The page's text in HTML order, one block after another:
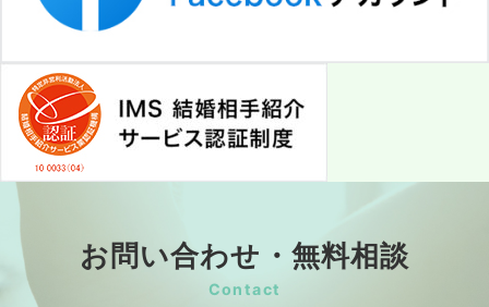
お問い合わせ・無料相談
Contact